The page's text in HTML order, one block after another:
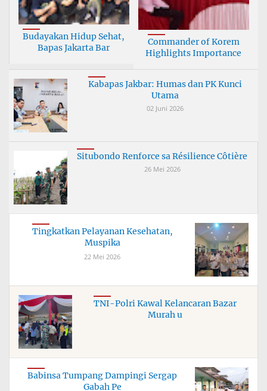
Budayakan Hidup Sehat,
Bapas Jakarta Bar
Commander of Korem
Highlights Importance
Kabapas Jakbar: Humas dan PK Kunci
Utama
02 Juni 2026
Situbondo Renforce sa Résilience Côtière
26 Mei 2026
Tingkatkan Pelayanan Kesehatan,
Muspika
22 Mei 2026
TNI-Polri Kawal Kelancaran Bazar
Murah u
Babinsa Tumpang Dampingi Sergap
Gabah Pe